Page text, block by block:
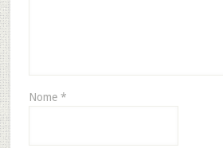
Nome *